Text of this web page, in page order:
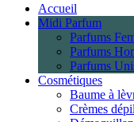
Accueil
Midi Parfum
Parfums
Parfums
Parfums
Cosmétiques
Baume à
Crèmes